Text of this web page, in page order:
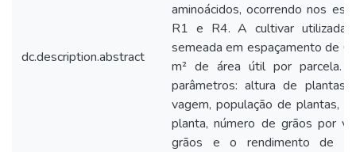
dc.description.abstract
aminoácidos, ocorrendo nos
R1 e R4. A cultivar utilizada
semeada em espaçamento de
m² de área útil por parcela.
parâmetros: altura de plantas,
vagem, população de plantas,
planta, número de grãos por
grãos e o rendimento de